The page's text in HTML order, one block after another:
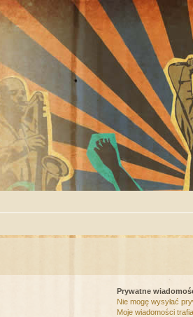
Prywatne
Nie mogę wysyłać
Moje wiadomości